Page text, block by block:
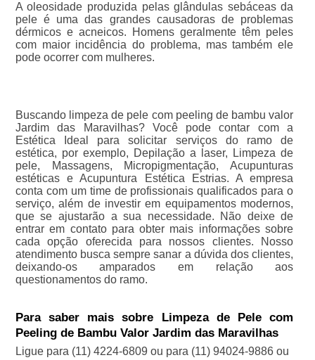
A oleosidade produzida pelas glândulas sebáceas da
pele é uma das grandes causadoras de problemas
dérmicos e acneicos. Homens geralmente têm peles
com maior incidência do problema, mas também ele
pode ocorrer com mulheres.
Buscando limpeza de pele com peeling de bambu valor
Jardim das Maravilhas? Você pode contar com a
Estética Ideal para solicitar serviços do ramo de
estética, por exemplo, Depilação a laser, Limpeza de
pele, Massagens, Micropigmentação, Acupunturas
estéticas e Acupuntura Estética Estrias. A empresa
conta com um time de profissionais qualificados para o
serviço, além de investir em equipamentos modernos,
que se ajustarão a sua necessidade. Não deixe de
entrar em contato para obter mais informações sobre
cada opção oferecida para nossos clientes. Nosso
atendimento busca sempre sanar a dúvida dos clientes,
deixando-os amparados em relação aos
questionamentos do ramo.
Para saber mais sobre Limpeza de Pele com
Peeling de Bambu Valor Jardim das Maravilhas
Ligue para (11) 4224-6809 ou para (11) 94024-9886ou